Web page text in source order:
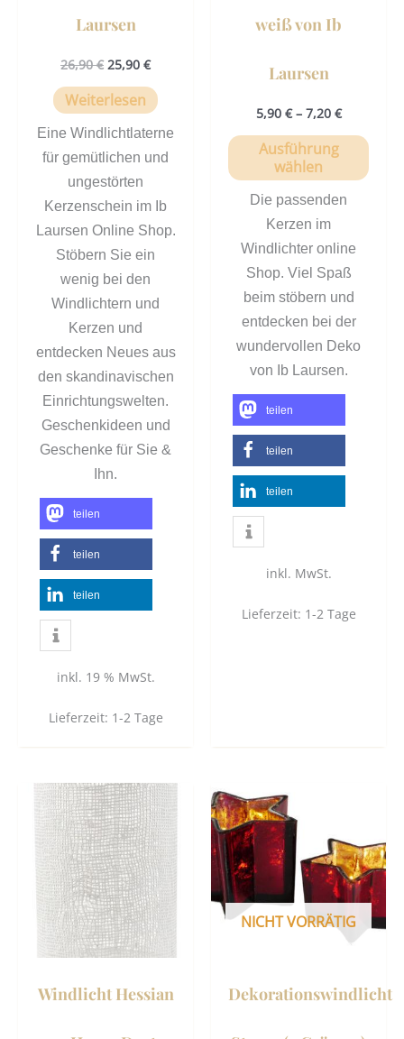
Laursen
26,90€ 25,90 €
Weiterlesen
Eine Windlichtlaterne
für gemütlichen und
ungestörten
Kerzenschein im Ib
Laursen Online Shop.
Stöbern Sie ein
wenig bei den
Windlichtern und
Kerzen und
entdecken Neues aus
den skandinavischen
Einrichtungswelten.
Geschenkideen und
Geschenke für Sie &
Ihn.
teilen
teilen
teilen
inkl. 19 % MwSt.
Lieferzeit: 1-2 Tage
weiß von Ib
Laursen
5,90 €– 7,20 €
Ausführung
wählen
Die passenden
Kerzen im
Windlichter online
Shop. Viel Spaß
beim stöbern und
entdecken bei der
wundervollen Deko
von Ib Laursen.
teilen
teilen
teilen
inkl. MwSt.
Lieferzeit: 1-2 Tage
Windlicht Hessian
Dieses
Produkt
mehrere
Varianten
Optionen
NICHT VORRÄTIG
Dekorationswindlicht